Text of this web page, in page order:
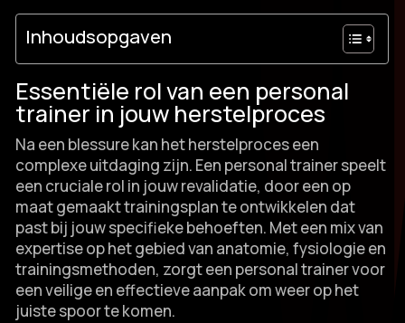
Inhoudsopgaven
Essentiële rol van een personal
trainer in jouw herstelproces
Na een blessure kan het herstelproces een
complexe uitdaging zijn.​ Een personal trainer speelt
een cruciale rol in jouw revalidatie, door een op
maat gemaakt trainingsplan te ontwikkelen dat
past bij jouw specifieke behoeften.​ Met een mix van
expertise op het gebied van anatomie, fysiologie en
trainingsmethoden, zorgt een personal trainer voor
een veilige en effectieve aanpak om weer op het
juiste spoor te komen.​